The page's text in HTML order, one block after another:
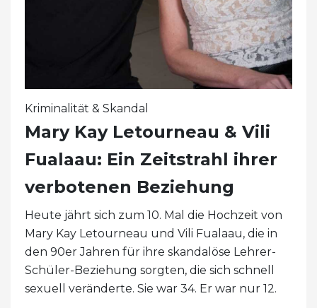
Kriminalität & Skandal
Mary Kay Letourneau & Vili
Fualaau: Ein Zeitstrahl ihrer
verbotenen Beziehung
Heute jährt sich zum 10. Mal die Hochzeit von
Mary Kay Letourneau und Vili Fualaau, die in
den 90er Jahren für ihre skandalöse Lehrer-
Schüler-Beziehung sorgten, die sich schnell
sexuell veränderte. Sie war 34. Er war nur 12.